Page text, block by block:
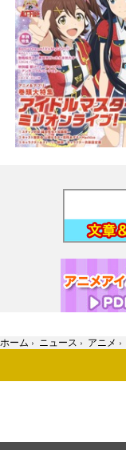
ホーム › ニュース › アニメ ›